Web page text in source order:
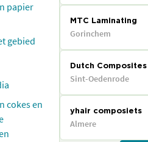
papier
gebied
cokes en
MTC Laminating
Gorinchem
Dutch Composites
Sint-Oedenrode
yhair composiets
Almere